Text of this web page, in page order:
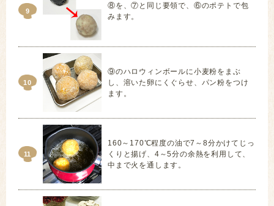
9
⑧を、⑦と同じ要領で、⑥のポテトで包
みます。
10
⑨のハロウィンボールに小麦粉をまぶ
し、溶いた卵にくぐらせ、パン粉をつけ
ます。
11
160～170℃程度の油で7～8分かけてじっ
くりと揚げ、4～5分の余熱を利用して、
中まで火を通します。